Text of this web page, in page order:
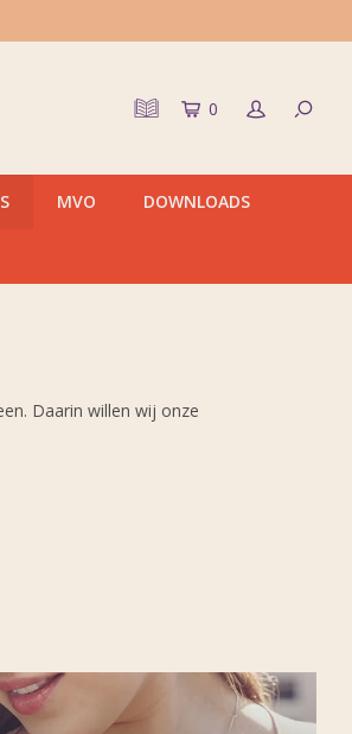
0
MVO DOWNLOADS
Daarin willen wij onze